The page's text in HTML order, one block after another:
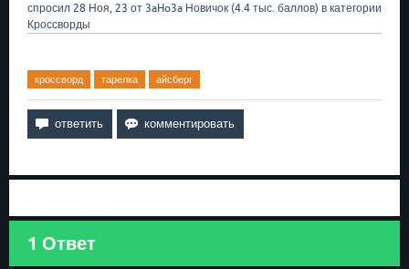
спросил 28 Ноя, 23 от 3aHo3a Новичок (4.4 тыс. баллов) в категории
Кроссворды
кроссворд тарелка айсберг
1 Ответ